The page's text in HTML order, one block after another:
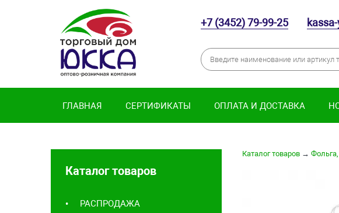
+7 (3452) 79-99-25
ГЛАВНАЯ СЕРТИФИКАТЫ ОПЛАТА И ДОСТАВКА
Каталог товаров
РАСПРОДАЖА
Каталог товаров→